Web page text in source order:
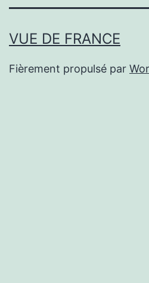
VUE DE FRANCE
Fièrement propulsé par